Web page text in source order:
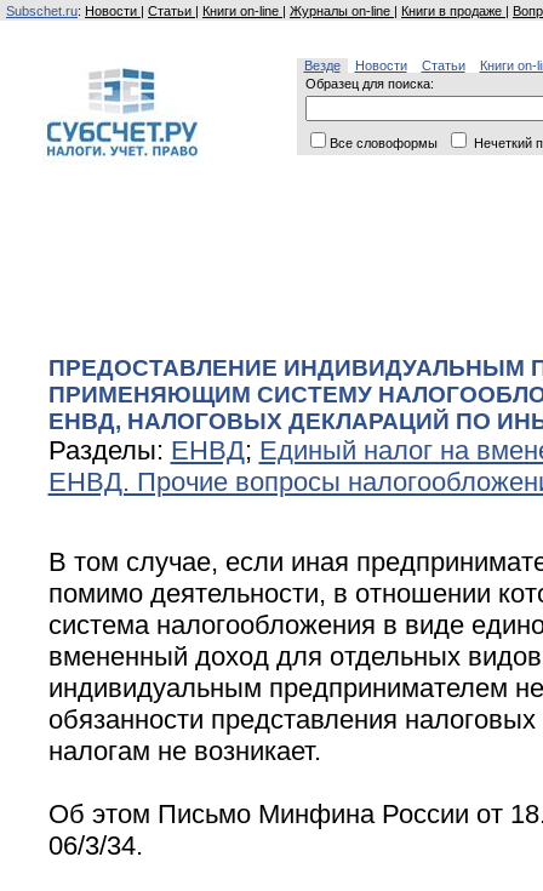
Subschet.ru: Новости | Статьи | Книги on-line | Журналы on-line | Книги в продаже |
Везде Новости Статьи
Книги on-
Образец для поиска:
Все словоформы Нечеткий
ПРЕДОСТАВЛЕНИЕ ИНДИВИДУАЛЬНЫМ
ПРИМЕНЯЮЩИМ СИСТЕМУ
ЕНВД, НАЛОГОВЫХ ДЕКЛАРАЦИЙ ПО
Разделы: ЕНВД; Единый налог на
ЕНВД. Прочие вопросы
В том случае, если иная
помимо деятельности, в отношении
система налогообложения в виде
вмененный доход для отдельных
индивидуальным предпринимателем
обязанности представления
налогам не возникает.
Об этом Письмо Минфина России от
06/3/34.